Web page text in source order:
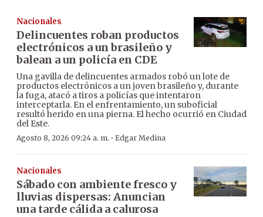
Nacionales
Delincuentes roban productos
electrónicos a un brasileño y
balean a un policía en CDE
Una gavilla de delincuentes armados robó un lote de
productos electrónicos a un joven brasileño y, durante
la fuga, atacó a tiros a policías que intentaron
interceptarla. En el enfrentamiento, un suboficial
resultó herido en una pierna. El hecho ocurrió en Ciudad
del Este.
Agosto 8, 2026 09:24 a. m. · Edgar Medina
Nacionales
Sábado con ambiente fresco y
lluvias dispersas: Anuncian
una tarde cálida a calurosa